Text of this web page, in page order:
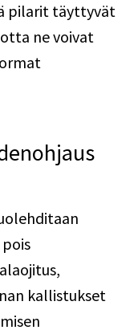
pilarit täyttyvät
ne voivat
kallistukset